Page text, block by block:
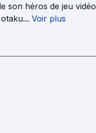
son héros de jeu vidéo
Voir plus